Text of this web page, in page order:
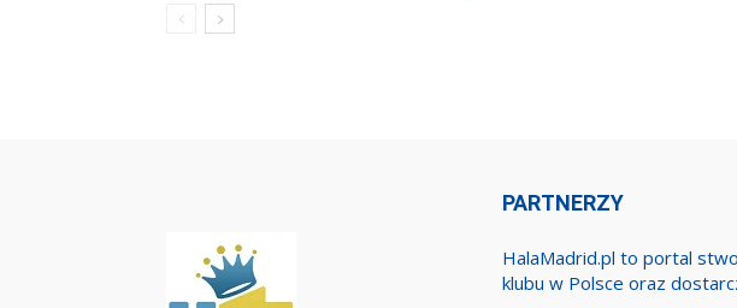
PARTNERZY
HalaMadrid.pl to portal
klubu w Polsce oraz